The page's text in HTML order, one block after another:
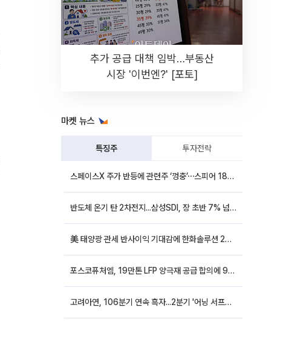
추가 공급 대책 임박…부동산
시장 '이번엔?' [포토]
마켓 뉴스
특징주 투자전략
스페이스X 주가 반등에 관련주 ‘껑충’⋯스피어 18%ㆍ에이치브이엠 12%↑
반도체 온기 탄 2차전지...삼성SDI, 장 초반 7% 넘게 껑충
美 태양광 관세 반사이익 기대감에 한화솔루션 20%대·OCI홀딩스 14%대 급등
포스코퓨처엠, 19만톤 LFP 양극재 공급 합의에 9%대 강세
고려아연, 106분기 연속 흑자...2분기 '어닝 서프라이즈'에 장 초반 12%대 강세